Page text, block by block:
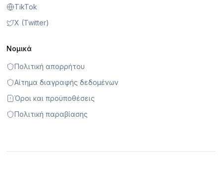
TikTok
X (Twitter)
Νομικά
Πολιτική απορρήτου
Αίτημα διαγραφής δεδομένων
Όροι και προϋποθέσεις
Πολιτική παραβίασης